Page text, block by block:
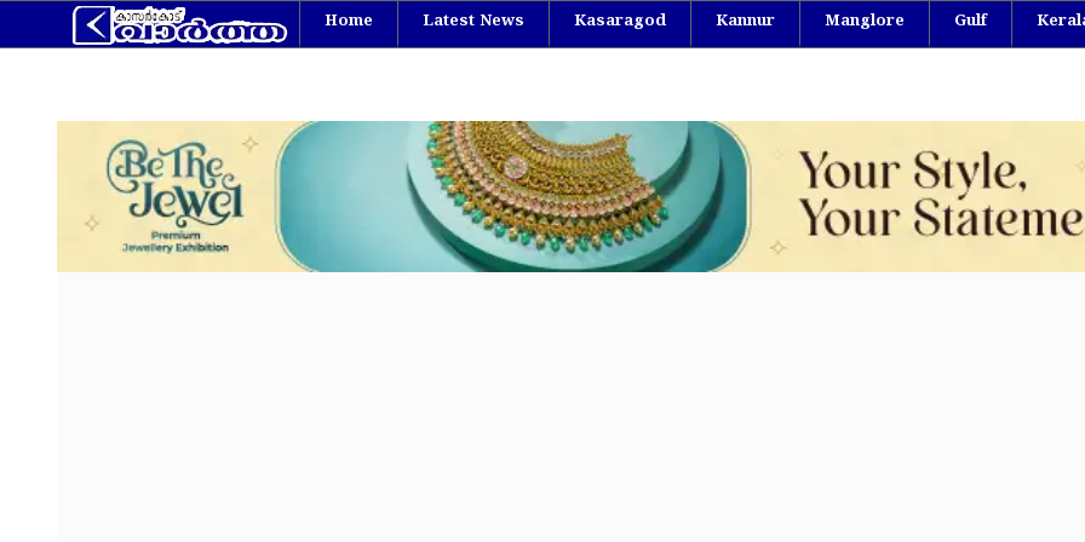
Home Latest News Kasaragod Kannur Manglore Gulf